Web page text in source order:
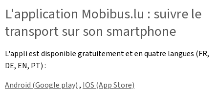
L'application Mobibus.lu : suivre le
transport sur son smartphone
L'appli est disponible gratuitement et en quatre langues (FR,
DE, EN, PT) :
Android (Google play), IOS (App Store)